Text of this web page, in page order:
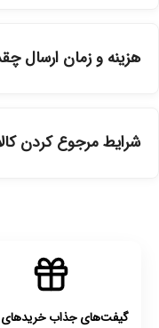
نمایندگی‌های معتبر
هزینه و زمان ارسال
شرایط مرجوع کردن
گیفت‌های جذاب خریدهای